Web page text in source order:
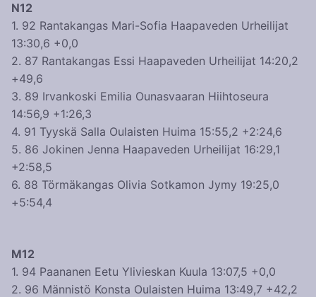
N12
1. 92 Rantakangas Mari-Sofia Haapaveden Urheilijat
13:30,6 +0,0
2. 87 Rantakangas Essi Haapaveden Urheilijat 14:20,2
+49,6
3. 89 Irvankoski Emilia Ounasvaaran Hiihtoseura
14:56,9 +1:26,3
4. 91 Tyyskä Salla Oulaisten Huima 15:55,2 +2:24,6
5. 86 Jokinen Jenna Haapaveden Urheilijat 16:29,1
+2:58,5
6. 88 Törmäkangas Olivia Sotkamon Jymy 19:25,0
+5:54,4
M12
1. 94 Paananen Eetu Ylivieskan Kuula 13:07,5 +0,0
2. 96 Männistö Konsta Oulaisten Huima 13:49,7 +42,2